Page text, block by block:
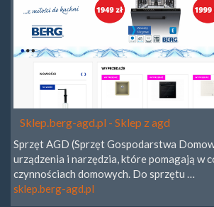
Sklep.berg-agd.pl - Sklep z agd
Sprzęt AGD (Sprzęt Gospodarstwa
urządzenia i narzędzia, które pomagają w
czynnościach domowych. Do sprzętu …
sklep.berg-agd.pl